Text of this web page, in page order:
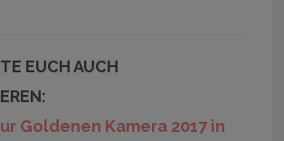
EUCH AUCH
Goldenen Kamera 2017 in